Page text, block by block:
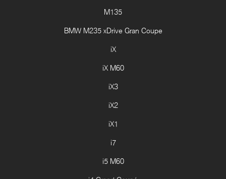
M135
BMW M235 xDrive Gran Coupe
iX
iX M60
iX3
iX2
iX1
i7
i5 M60